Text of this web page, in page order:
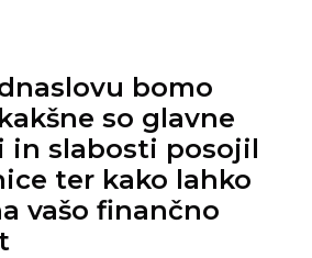
bomo
so glavne
in slabosti posojil
ter kako lahko
vašo finančno